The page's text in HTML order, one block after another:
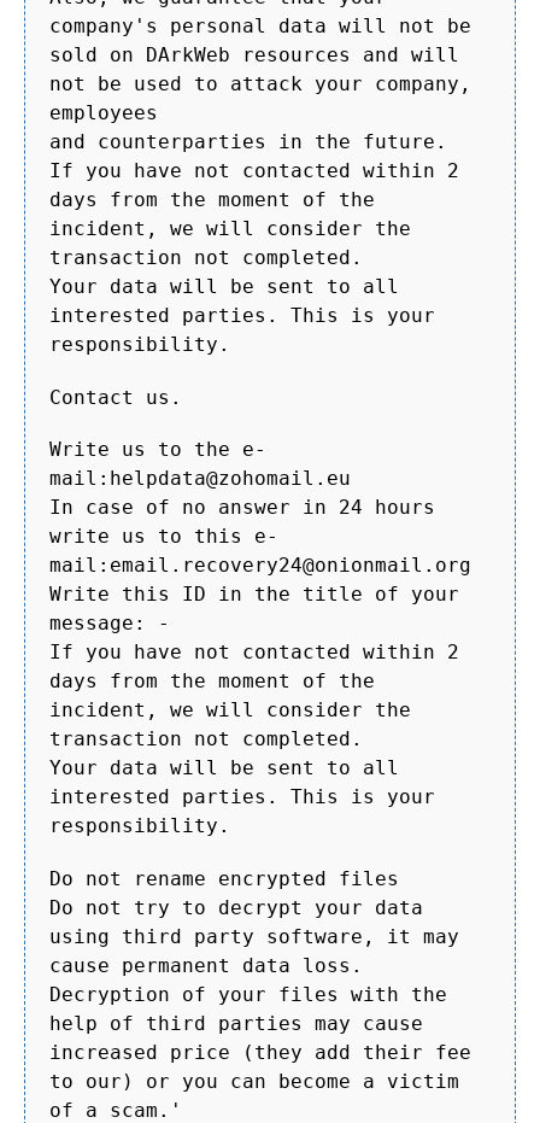
company's personal data will not be
sold on DArkWeb resources and will
not be used to attack your company,
employees
and counterparties in the future.
If you have not contacted within 2
days from the moment of the
incident, we will consider the
transaction not completed.
Your data will be sent to all
interested parties. This is your
responsibility.
Contact us.
Write us to the e-
mail:helpdata@zohomail.eu
In case of no answer in 24 hours
write us to this e-
mail:email.recovery24@onionmail.org
Write this ID in the title of your
message: -
If you have not contacted within 2
days from the moment of the
incident, we will consider the
transaction not completed.
Your data will be sent to all
interested parties. This is your
responsibility.
Do not rename encrypted files
Do not try to decrypt your data
using third party software, it may
cause permanent data loss.
Decryption of your files with the
help of third parties may cause
increased price (they add their fee
to our) or you can become a victim
of a scam.'